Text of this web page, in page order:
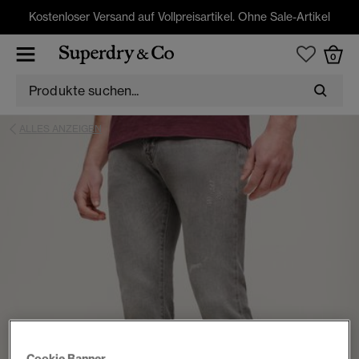
Kostenloser Versand auf Vollpreisartikel. Ohne Sale-Artikel
0
ALLES ANZEIGEN